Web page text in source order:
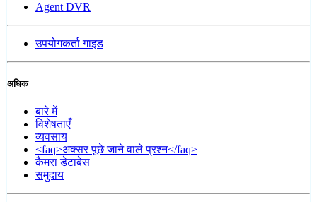
Agent DVR
उपयोगकर्ता गाइड
अधिक
बारे में
विशेषताएँ
व्यवसाय
<faq>अक्सर पूछे जाने वाले प्रश्न</faq>
कैमरा डेटाबेस
समुदाय